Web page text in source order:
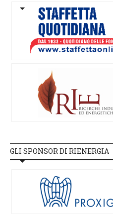
GLI SPONSOR DI RIENERGIA